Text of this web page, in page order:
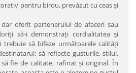
pentru birou, prevăzut cu ceas şi
oferit partenerului de afaceri sau
să-i demonstraţi cordialitatea şi
trebuie să bifeze următoarele calităţi
să reflecte gusturile, stilul,
fie de calitate, rafinat şi original. În